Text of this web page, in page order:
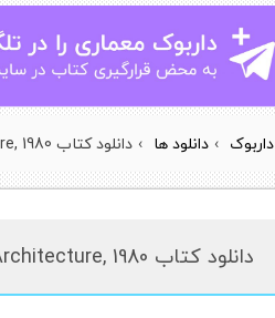
داربوک › دانلود ها › دانلود کتاب The Classical Language Of Architecture, 1980
دانلود کتاب The Classical Language Of Architecture, 1980